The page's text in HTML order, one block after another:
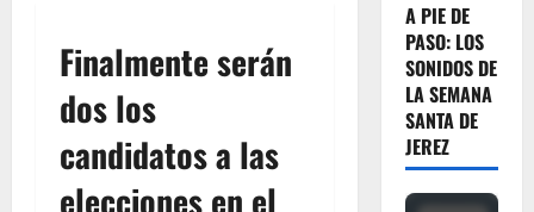
Finalmente serán
dos los
candidatos a las
elecciones en el
A PIE DE
PASO: LOS
SONIDOS DE
LA SEMANA
SANTA DE
JEREZ